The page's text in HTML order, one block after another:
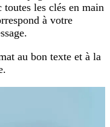
les clés en main
à votre
au bon texte et à la